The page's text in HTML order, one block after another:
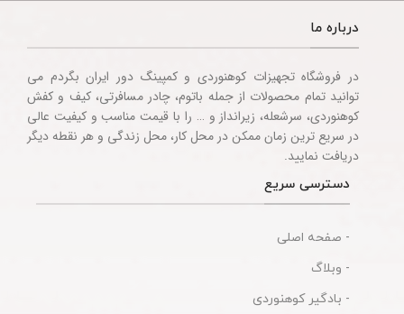
درباره ما
در فروشگاه تجهیزات کوهنوردی و کمپینگ دور ایران بگردم می
توانید تمام محصولات از جمله باتوم، چادر مسافرتی، کیف و کفش
کوهنوردی، سرشعله، زیرانداز و … را با قیمت مناسب و کیفیت عالی
در سریع ترین زمان ممکن در محل کار، محل زندگی و هر نقطه دیگر
دریافت نمایید.
دسترسی سریع
- صفحه اصلی
- وبلاگ
- بادگیر کوهنوردی